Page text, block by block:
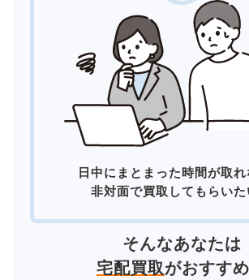
日中にまとまった時間が取れ
非対面で買取してもらいた
そんなあなたは
宅配買取がおすすめ